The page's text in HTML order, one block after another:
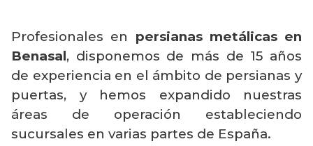
Profesionales en persianas metálicas en
Benasal, disponemos de más de 15 años
de experiencia en el ámbito de persianas y
puertas, y hemos expandido nuestras
áreas de operación estableciendo
sucursales en varias partes de España.